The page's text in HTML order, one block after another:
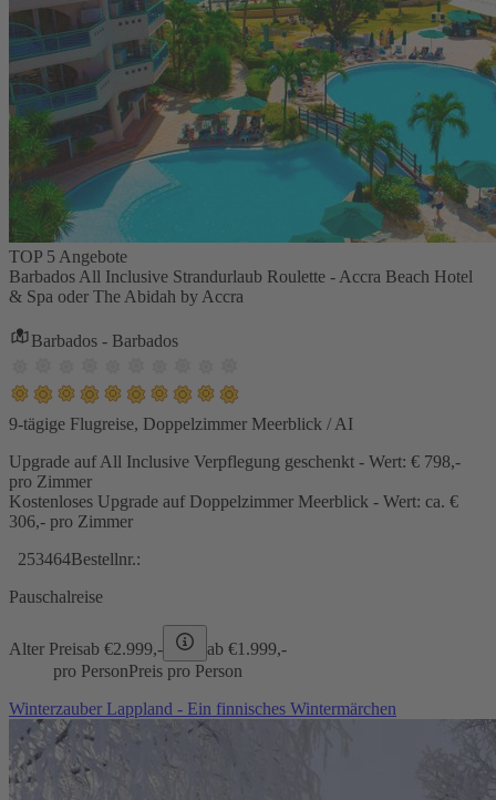
TOP 5 Angebote
Barbados All Inclusive Strandurlaub Roulette - Accra Beach Hotel
& Spa oder The Abidah by Accra
Barbados - Barbados
9-tägige Flugreise, Doppelzimmer Meerblick / AI
Upgrade auf All Inclusive Verpflegung geschenkt - Wert: € 798,-
pro Zimmer
Kostenloses Upgrade auf Doppelzimmer Meerblick - Wert: ca. €
306,- pro Zimmer
253464Bestellnr.:
Pauschalreise
Alter Preisab €2.999,- ab €1.999,-
pro PersonPreis pro Person
Winterzauber Lappland - Ein finnisches Wintermärchen